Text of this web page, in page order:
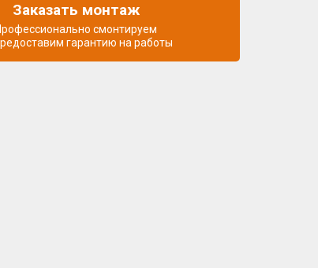
Заказать монтаж
смонтируем
гарантию на работы